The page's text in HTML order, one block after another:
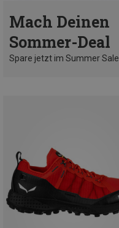
Mach Deinen
Sommer-Deal
Spare jetzt im Summer Sale